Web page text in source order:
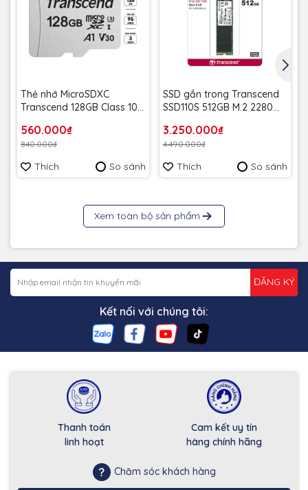
Thẻ nhớ MicroSDXC
Transcend 128GB Class 10
TS128GUSD300S (không
kèm adapter) - Bảo hành
5 năm
560.000₫
840.000₫
Thích So sánh
SSD gắn trong Transcend
SSD110S 512GB M.2 2280
1600MB/s TS512GMTE110S -
Bảo hành 5 năm
3.250.000₫
4.490.000₫
Thích So sánh
Xem toàn bộ sản phẩm
ĐĂNG KÝ
Kết nối với chúng tôi:
Thanh toán
linh hoạt
Cam kết uy tín
hàng chính hãng
Chăm sóc khách hàng